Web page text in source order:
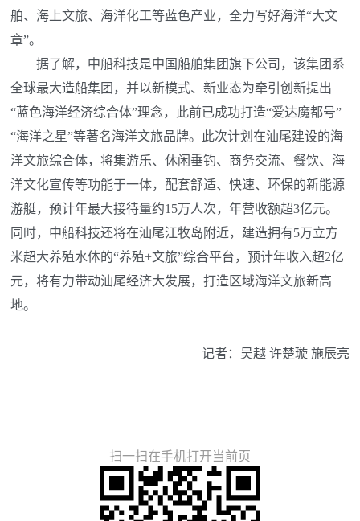
舶、海上文旅、海洋化工等蓝色产业，全力写好海洋“大文
章”。
据了解，中船科技是中国船舶集团旗下公司，该集团系
全球最大造船集团，并以新模式、新业态为牵引创新提出
“蓝色海洋经济综合体”理念，此前已成功打造“爱达魔都号”
“海洋之星”等著名海洋文旅品牌。此次计划在汕尾建设的海
洋文旅综合体，将集游乐、休闲垂钓、商务交流、餐饮、海
洋文化宣传等功能于一体，配套舒适、快速、环保的新能源
游艇，预计年最大接待量约15万人次，年营收额超3亿元。
同时，中船科技还将在汕尾江牧岛附近，建造拥有5万立方
米超大养殖水体的“养殖+文旅”综合平台，预计年收入超2亿
元，将有力带动汕尾经济大发展，打造区域海洋文旅新高
地。
记者：吴越 许楚璇 施辰亮
扫一扫在手机打开当前页